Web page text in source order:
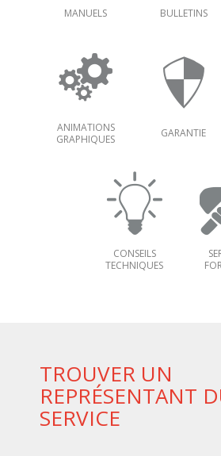
MANUELS BULLETINS
ANIMATIONS
GRAPHIQUES
GARANTIE
CONSEILS
TECHNIQUES
TROUVER UN
REPRÉSENTANT
SERVICE